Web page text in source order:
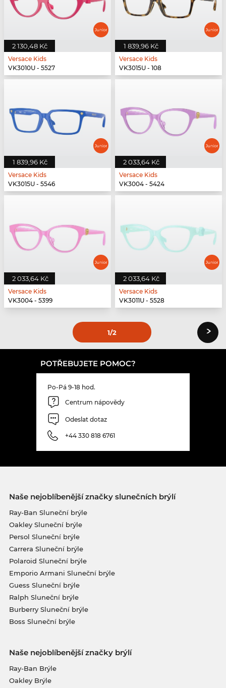
2 130,48 Kč
Versace Kids
VK3010U - 5527
1 839,96 Kč
Versace Kids
VK3015U - 108
1 839,96 Kč
Versace Kids
VK3015U - 5546
2 033,64 Kč
Versace Kids
VK3004 - 5424
2 033,64 Kč
Versace Kids
VK3004 - 5399
2 033,64 Kč
Versace Kids
VK3011U - 5528
1/2 ›
POTŘEBUJETE POMOC?
Po-Pá 9-18 hod.
Centrum nápovědy
Odeslat dotaz
+44 330 818 6761
Naše nejoblíbenější značky slunečních brýlí
Ray-Ban Sluneční brýle
Oakley Sluneční brýle
Persol Sluneční brýle
Carrera Sluneční brýle
Polaroid Sluneční brýle
Emporio Armani Sluneční brýle
Guess Sluneční brýle
Ralph Sluneční brýle
Burberry Sluneční brýle
Boss Sluneční brýle
Naše nejoblíbenější značky brýlí
Ray-Ban Brýle
Oakley Brýle